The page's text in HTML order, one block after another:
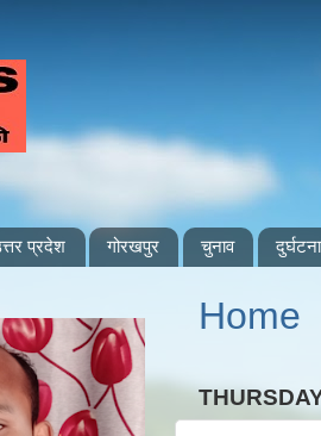
प्रदेश गोरखपुर चुनाव दुर्घटना
Home